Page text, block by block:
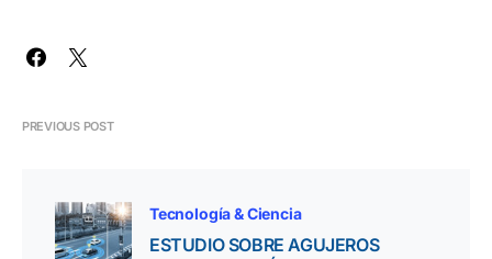
PREVIOUS POST
Tecnología & Ciencia
ESTUDIO SOBRE AGUJEROS